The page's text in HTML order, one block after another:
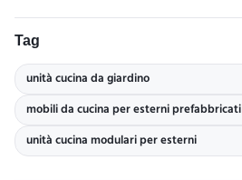
Tag
unità cucina da giardino
mobili da cucina per esterni prefabbricati
unità cucina modulari per esterni